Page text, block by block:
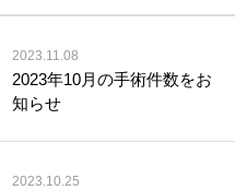
2023.11.08
2023年10月の手術件数をお
知らせ
2023.10.25